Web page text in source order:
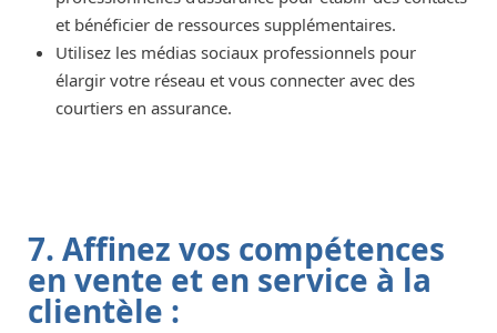
et bénéficier de ressources supplémentaires.
Utilisez les médias sociaux professionnels pour
élargir votre réseau et vous connecter avec des
courtiers en assurance.
7. Affinez vos compétences
en vente et en service à la
clientèle :